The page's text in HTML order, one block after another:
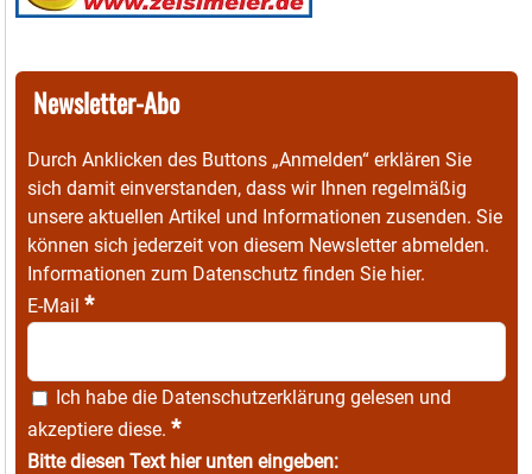
Newsletter-Abo
Durch Anklicken des Buttons „Anmelden“ erklären Sie
sich damit einverstanden, dass wir Ihnen regelmäßig
unsere aktuellen Artikel und Informationen zusenden. Sie
können sich jederzeit von diesem Newsletter abmelden.
Informationen zum Datenschutz finden Sie hier.
E-Mail *
Ich habe die Datenschutzerklärung gelesen und
akzeptiere diese. *
Bitte diesen Text hier unten eingeben: